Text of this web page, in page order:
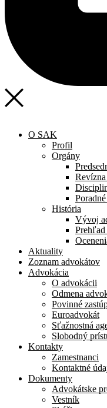
O SAK
Profil
Orgány
História
Vývoj
Prehľad
Aktuality
Zoznam advokátov
Advokácia
O advokácii
Odmena
Povinné
Euroadvokát
Sťažnostná
Slobodný
Kontakty
Zamestnanci
Kontaktné
Dokumenty
Advokátske
Vestník